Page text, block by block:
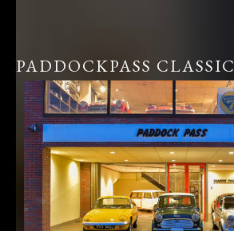
PADDOCKPASS CLASSIC